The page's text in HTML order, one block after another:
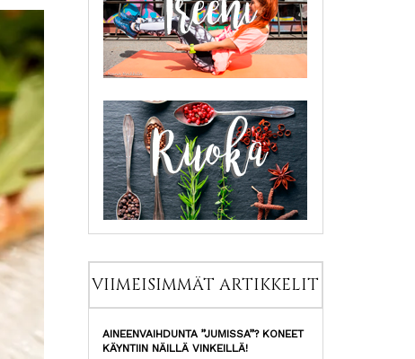
VIIMEISIMMÄT ARTIKKELIT
AINEENVAIHDUNTA ”JUMISSA”? KONEET
KÄYNTIIN NÄILLÄ VINKEILLÄ!